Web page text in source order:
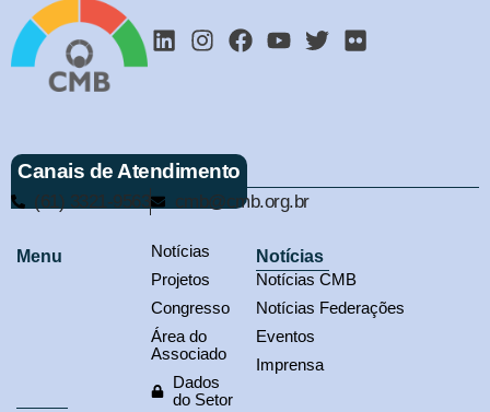
Canais de Atendimento
(61) 3321-9563 cmb@cmb.org.br
Menu
Notícias
Projetos
Congresso
Área do
Associado
Dados
do Setor
Notícias
Notícias CMB
Notícias Federações
Eventos
Imprensa